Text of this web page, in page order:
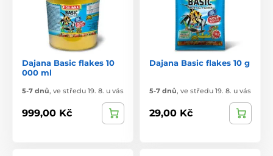
Dajana Basic flakes 10
000 ml
5-7 dnů, ve středu 19. 8. u vás
999,00 Kč
Dajana Basic flakes 10 g
5-7 dnů, ve středu 19. 8. u vás
29,00 Kč